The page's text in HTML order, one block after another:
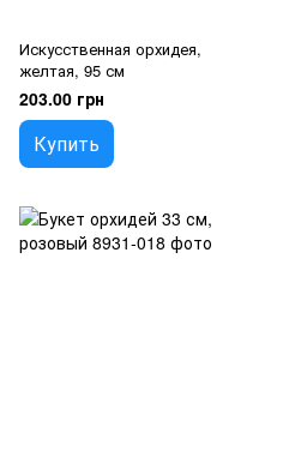
Искусственная орхидея,
желтая, 95 см
203.00 грн
Купить